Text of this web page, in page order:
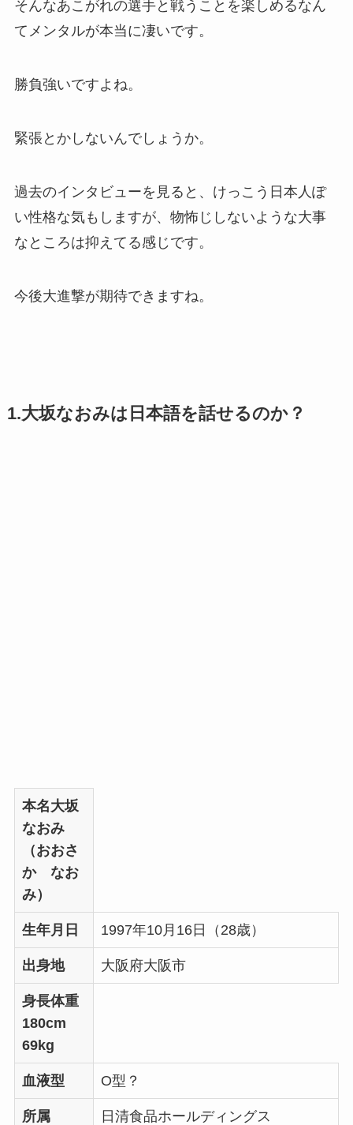
そんなあこがれの選手と戦うことを楽しめるなん
てメンタルが本当に凄いです。
勝負強いですよね。
緊張とかしないんでしょうか。
過去のインタビューを見ると、けっこう日本人ぽ
い性格な気もしますが、物怖じしないような大事
なところは抑えてる感じです。
今後大進撃が期待できますね。
1.大坂なおみは日本語を話せるのか？
本名大坂
なおみ
（おおさ
か なお
み）
生年月日 1997年10月16日（28歳）
出身地 大阪府大阪市
身長体重
180cm
69kg
血液型 O型？
所属 日清食品ホールディングス